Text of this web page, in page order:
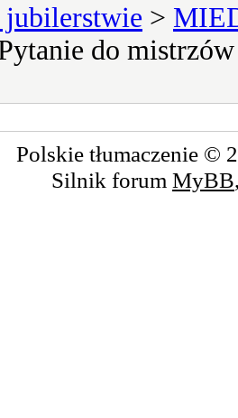
jubilerstwie >
do
Polskie tłumaczenie ©
Silnik forum MyBB